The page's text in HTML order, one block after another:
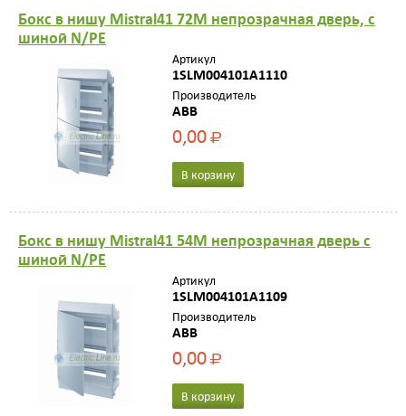
Бокс в нишу Mistral41 72М непрозрачная дверь, с
шиной N/PE
Артикул
1SLM004101A1110
Производитель
ABB
0,00Р
В корзину
Бокс в нишу Mistral41 54М непрозрачная дверь с
шиной N/PE
Артикул
1SLM004101A1109
Производитель
ABB
0,00Р
В корзину